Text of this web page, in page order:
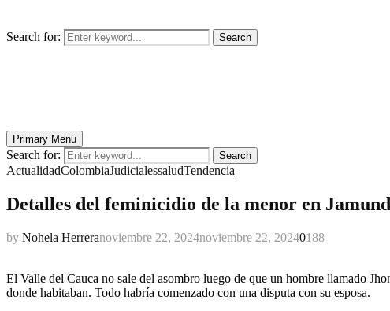
Search for: Search
Primary Menu
Search for: Search
ActualidadColombiaJudicialessaludTendencia
Detalles del feminicidio de la menor en
by Nohela Herreranoviembre 22, 2024noviembre 22, 20240188
El Valle del Cauca no sale del asombro luego de que un hombre llamado
donde habitaban. Todo habría comenzado con una disputa con su esposa.